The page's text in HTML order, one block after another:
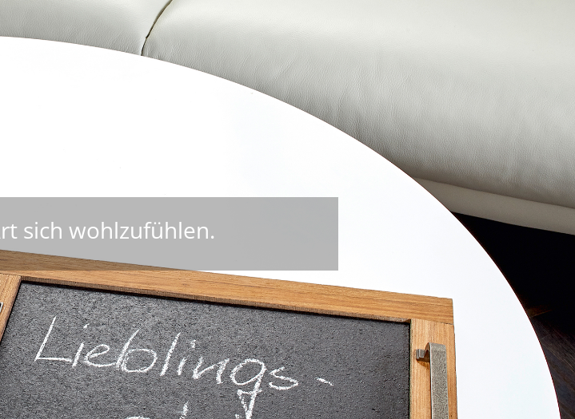
sich wohlzufühlen.